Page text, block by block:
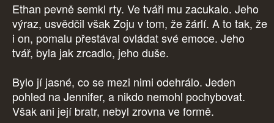
Ethan pevně semkl rty. Ve tváři mu zacukalo. Jeho
výraz, usvědčil však Zoju v tom, že žárlí. A to tak, že
i on, pomalu přestával ovládat své emoce. Jeho
tvář, byla jak zrcadlo, jeho duše.
Bylo jí jasné, co se mezi nimi odehrálo. Jeden
pohled na Jennifer, a nikdo nemohl pochybovat.
Však ani její bratr, nebyl zrovna ve formě.